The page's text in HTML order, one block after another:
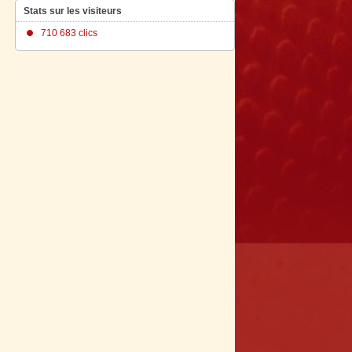
Stats sur les visiteurs
710 683 clics